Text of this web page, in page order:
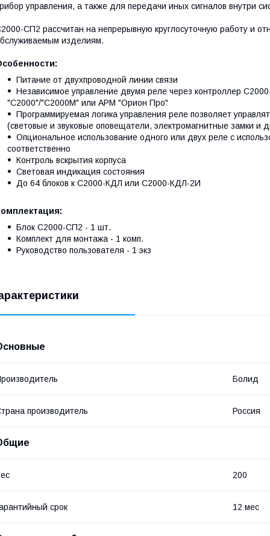
управления, а также для передачи иных сигналов внутри
СП2 рассчитан на непрерывную круглосуточную работу и
изделиям.
Питание от двухпроводной линии связи
Независимое управление двумя реле через контроллер
"С2000"/"С2000М" или АРМ "Орион Про"
Программируемая логика управления реле позволяет
(световые и звуковые оповещатели, электромагнитные замки и
Опциональное использование одного или двух реле с
соответственно
Контроль вскрытия корпуса
Световая индикация состояния
До 64 блоков к С2000-КДЛ или С2000-КДЛ-2И
Блок С2000-СП2 - 1 шт.
Комплект для монтажа - 1 комп.
Руководство пользователя - 1 экз
Болид
производитель Россия
200
срок 12 мес